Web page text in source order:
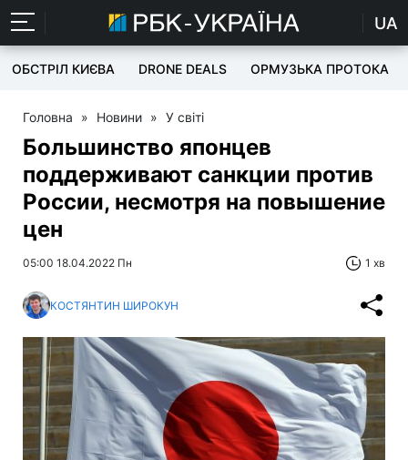
UA
ОБСТРІЛ КИЄВА DRONE DEALS ОРМУЗЬКА ПРОТОКА
Головна » Новини » У світі
Большинство японцев
поддерживают санкции против
России, несмотря на повышение
цен
05:00 18.04.2022 Пн 1 хв
КОСТЯНТИН ШИРОКУН